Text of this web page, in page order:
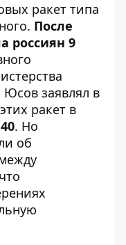
ракет типа
После
россиян 9
заявлял в
ракет в
. Но
об